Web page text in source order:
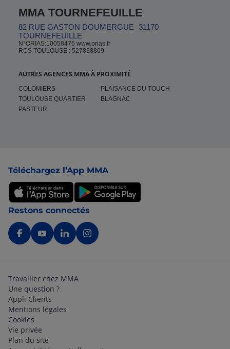
MMA TOURNEFEUILLE
82 RUE GASTON DOUMERGUE 31170
TOURNEFEUILLE
N°ORIAS:10058476 www.orias.fr
RCS TOULOUSE : 527838809
AUTRES AGENCES MMA À PROXIMITÉ
COLOMIERS
PLAISANCE DU TOUCH
TOULOUSE QUARTIER
PASTEUR
BLAGNAC
Téléchargez l’App MMA
Restons connectés
Travailler chez MMA
Une question ?
Appli Clients
Mentions légales
Cookies
Vie privée
Plan du site